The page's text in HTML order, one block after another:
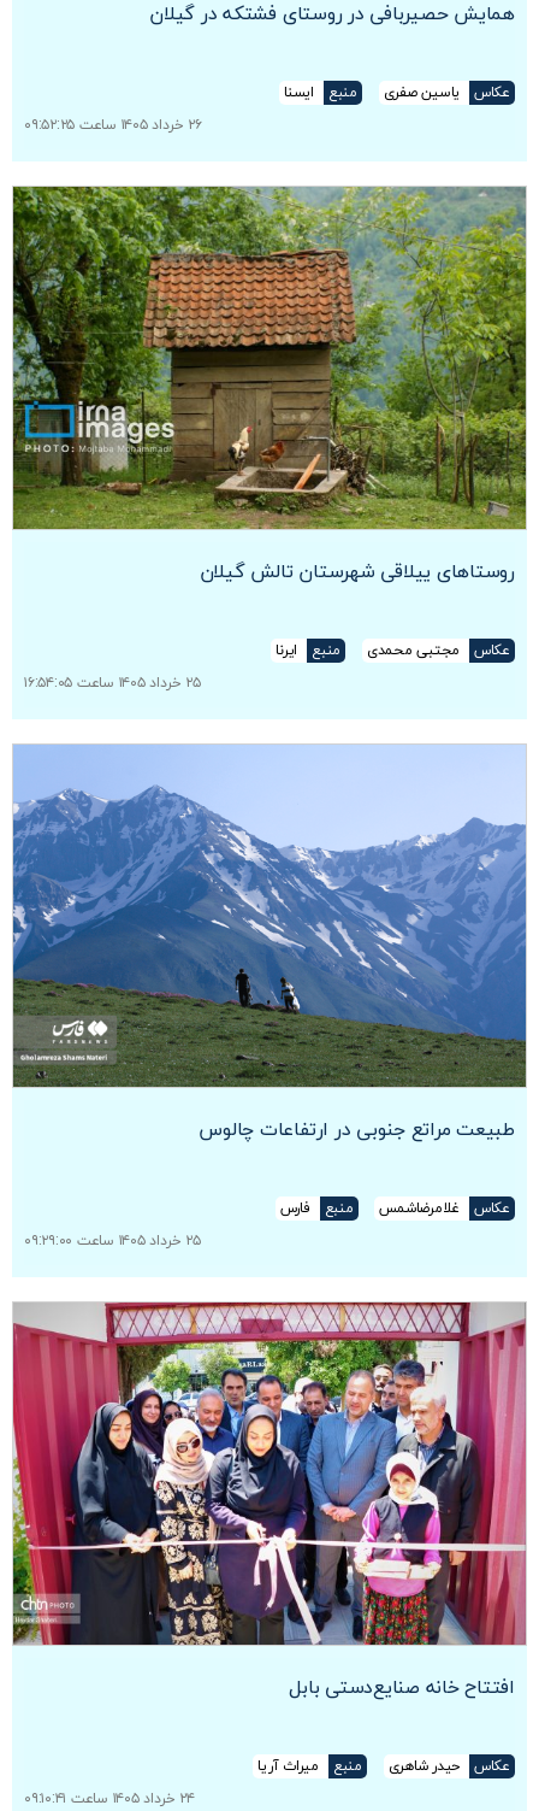
همایش حصیربافی در روستای فشتکه در گیلان
عکاس یاسین صفری منبع
ایسنا
۲۶ خرداد ۱۴۰۵ ساعت ۰۹:۵۲:۲۵
روستاهای ییلاقی شهرستان تالش گیلان
عکاس مجتبی محمدی منبع
ایرنا
۲۵ خرداد ۱۴۰۵ ساعت ۱۶:۵۴:۰۵
طبیعت مراتع جنوبی در ارتفاعات چالوس
عکاس غلامرضاشمس منبع
فارس
۲۵ خرداد ۱۴۰۵ ساعت ۰۹:۲۹:۰۰
افتتاح خانه صنایع‌دستی بابل
عکاس حیدر شاهری منبع
میراث آریا
۲۴ خرداد ۱۴۰۵ ساعت ۰۹:۱۰:۴۱